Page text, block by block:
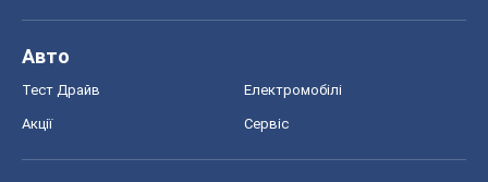
Авто
Тест Драйв Електромобілі
Акції Сервіс